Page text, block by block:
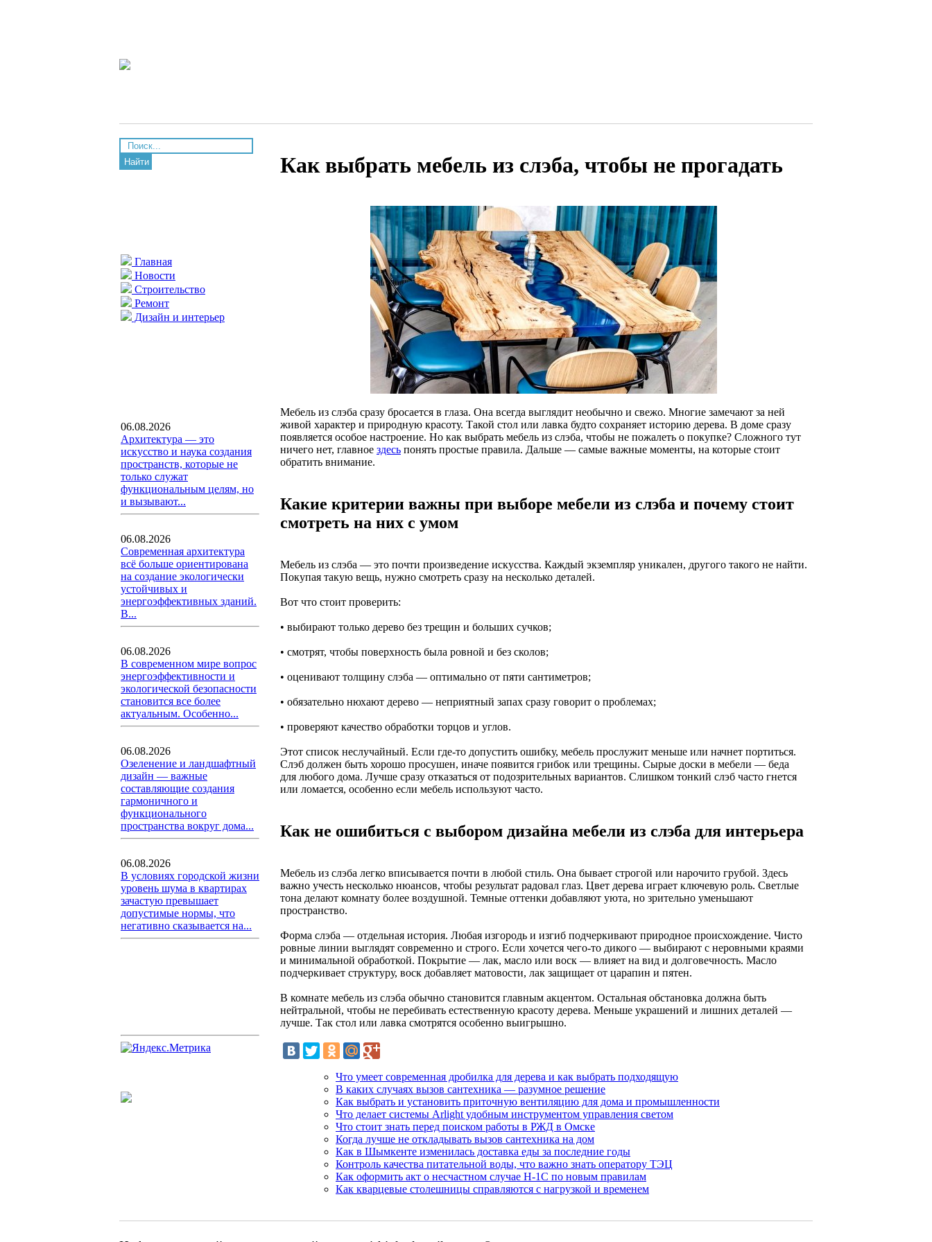
Найти
Главная
Новости
Строительство
Ремонт
Дизайн и интерьер
06.08.2026
Архитектура — это
искусство и наука создания
пространств, которые не
только служат
функциональным целям, но
и вызывают...
06.08.2026
Современная архитектура
всё больше ориентирована
на создание экологически
устойчивых и
энергоэффективных зданий.
В...
06.08.2026
В современном мире вопрос
энергоэффективности и
экологической безопасности
становится все более
актуальным. Особенно...
06.08.2026
Озеленение и ландшафтный
дизайн — важные
составляющие создания
гармоничного и
функционального
пространства вокруг дома...
06.08.2026
В условиях городской жизни
уровень шума в квартирах
зачастую превышает
допустимые нормы, что
негативно сказывается на...
Как выбрать мебель из слэба, чтобы не прогадать
Мебель из слэба сразу бросается в глаза. Она всегда выглядит необычно и свежо. Многие замечают за ней
живой характер и природную красоту. Такой стол или лавка будто сохраняет историю дерева. В доме сразу
появляется особое настроение. Но как выбрать мебель из слэба, чтобы не пожалеть о покупке? Сложного тут
ничего нет, главное здесь понять простые правила. Дальше — самые важные моменты, на которые стоит
обратить внимание.
Какие критерии важны при выборе мебели из слэба и почему стоит
смотреть на них с умом
Мебель из слэба — это почти произведение искусства. Каждый экземпляр уникален, другого такого не найти.
Покупая такую вещь, нужно смотреть сразу на несколько деталей.
Вот что стоит проверить:
• выбирают только дерево без трещин и больших сучков;
• смотрят, чтобы поверхность была ровной и без сколов;
• оценивают толщину слэба — оптимально от пяти сантиметров;
• обязательно нюхают дерево — неприятный запах сразу говорит о проблемах;
• проверяют качество обработки торцов и углов.
Этот список неслучайный. Если где-то допустить ошибку, мебель прослужит меньше или начнет портиться.
Слэб должен быть хорошо просушен, иначе появится грибок или трещины. Сырые доски в мебели — беда
для любого дома. Лучше сразу отказаться от подозрительных вариантов. Слишком тонкий слэб часто гнется
или ломается, особенно если мебель используют часто.
Как не ошибиться с выбором дизайна мебели из слэба для интерьера
Мебель из слэба легко вписывается почти в любой стиль. Она бывает строгой или нарочито грубой. Здесь
важно учесть несколько нюансов, чтобы результат радовал глаз. Цвет дерева играет ключевую роль. Светлые
тона делают комнату более воздушной. Темные оттенки добавляют уюта, но зрительно уменьшают
пространство.
Форма слэба — отдельная история. Любая изгородь и изгиб подчеркивают природное происхождение. Чисто
ровные линии выглядят современно и строго. Если хочется чего-то дикого — выбирают с неровными краями
и минимальной обработкой. Покрытие — лак, масло или воск — влияет на вид и долговечность. Масло
подчеркивает структуру, воск добавляет матовости, лак защищает от царапин и пятен.
В комнате мебель из слэба обычно становится главным акцентом. Остальная обстановка должна быть
нейтральной, чтобы не перебивать естественную красоту дерева. Меньше украшений и лишних деталей —
лучше. Так стол или лавка смотрятся особенно выигрышно.
Что умеет современная дробилка для дерева и как выбрать подходящую
В каких случаях вызов сантехника — разумное решение
Как выбрать и установить приточную вентиляцию для дома и промышленности
Что делает системы Arlight удобным инструментом управления светом
Что стоит знать перед поиском работы в РЖД в Омске
Когда лучше не откладывать вызов сантехника на дом
Как в Шымкенте изменилась доставка еды за последние годы
Контроль качества питательной воды, что важно знать оператору ТЭЦ
Как оформить акт о несчастном случае Н-1С по новым правилам
Как кварцевые столешницы справляются с нагрузкой и временем